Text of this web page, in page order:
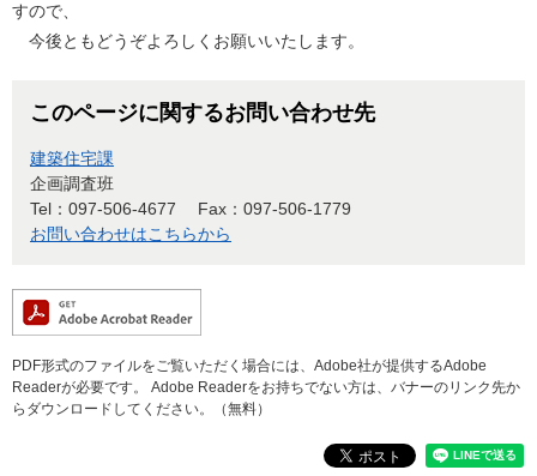
すので、
今後ともどうぞよろしくお願いいたします。
このページに関するお問い合わせ先
建築住宅課
企画調査班
Tel：097-506-4677
Fax：097-506-1779
お問い合わせはこちらから
PDF形式のファイルをご覧いただく場合には、Adobe社が提供するAdobe
Readerが必要です。
Adobe Readerをお持ちでない方は、バナーのリンク先か
らダウンロードしてください。（無料）